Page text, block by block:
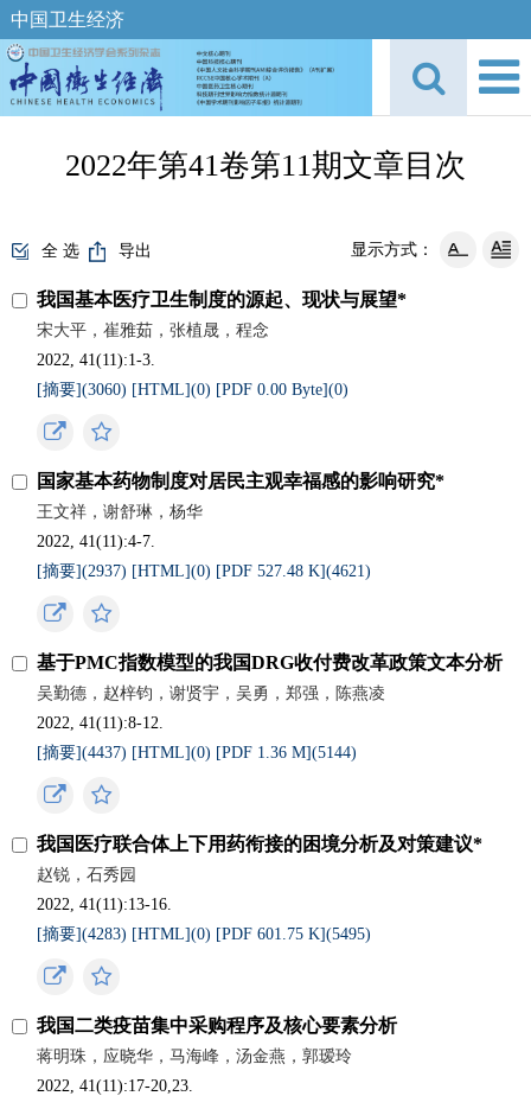
中国卫生经济
2022年第41卷第11期文章目次
全 选 导出 显示方式：
我国基本医疗卫生制度的源起、现状与展望*
宋大平，崔雅茹，张植晟，程念
2022, 41(11):1-3.
[摘要](3060) [HTML](0) [PDF 0.00 Byte](0)
国家基本药物制度对居民主观幸福感的影响研究*
王文祥，谢舒琳，杨华
2022, 41(11):4-7.
[摘要](2937) [HTML](0) [PDF 527.48 K](4621)
基于PMC指数模型的我国DRG收付费改革政策文本分析
吴勤德，赵梓钧，谢贤宇，吴勇，郑强，陈燕凌
2022, 41(11):8-12.
[摘要](4437) [HTML](0) [PDF 1.36 M](5144)
我国医疗联合体上下用药衔接的困境分析及对策建议*
赵锐，石秀园
2022, 41(11):13-16.
[摘要](4283) [HTML](0) [PDF 601.75 K](5495)
我国二类疫苗集中采购程序及核心要素分析
蒋明珠，应晓华，马海峰，汤金燕，郭瑷玲
2022, 41(11):17-20,23.